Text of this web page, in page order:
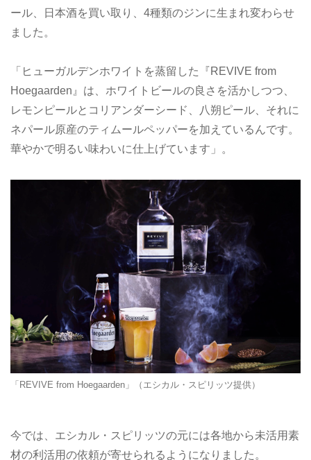
ール、日本酒を買い取り、4種類のジンに生まれ変わらせ
ました。
「ヒューガルデンホワイトを蒸留した『REVIVE from
Hoegaarden』は、ホワイトビールの良さを活かしつつ、
レモンピールとコリアンダーシード、八朔ピール、それに
ネパール原産のティムールペッパーを加えているんです。
華やかで明るい味わいに仕上げています」。
「REVIVE from Hoegaarden」（エシカル・スピリッツ提供）
今では、エシカル・スピリッツの元には各地から未活用素
材の利活用の依頼が寄せられるようになりました。